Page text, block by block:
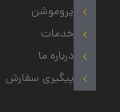
پروموشن
خدمات
درباره ما
پیگیری سفارش